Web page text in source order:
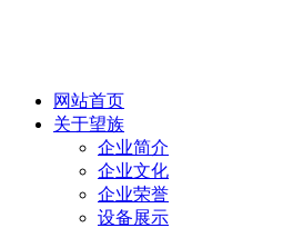
网站首页
关于望族
企业简介
企业文化
企业荣誉
设备展示